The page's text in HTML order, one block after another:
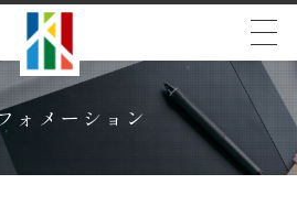
ォメーション